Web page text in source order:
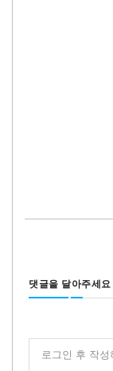
댓글을 달아주세요
로그인 후 작